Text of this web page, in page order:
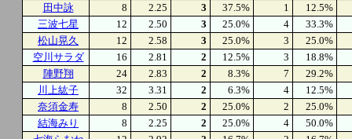
田中詠
8 2.25 3 37.5% 1
12.5%
三波七星
12 2.50 3 25.0% 4
33.3%
松山晃久
12 2.58 3 25.0% 3
25.0%
空川サラダ
16 2.81 2 12.5% 3
18.8%
陣野翔
24 2.83 2 8.3% 7
29.2%
川上紘子
32 3.31 2 6.3% 4
12.5%
奈須金寿
8 2.50 2 25.0% 2
25.0%
結海みり
8 2.25 2 25.0% 4
50.0%